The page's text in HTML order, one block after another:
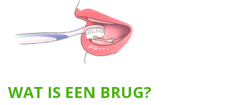
WAT IS EEN BRUG?